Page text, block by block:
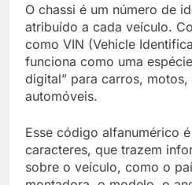
O chassi é um número de
atribuído a cada veículo.
como VIN (Vehicle
funciona como uma
digital” para carros,
automóveis.
Esse código alfanumérico
caracteres, que trazem
sobre o veículo, como o